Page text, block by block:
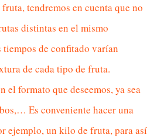
tendremos en cuenta que no
distintas en el mismo
de confitado varían
de cada tipo de fruta.
el formato que deseemos, ya sea
Es conveniente hacer una
ejemplo, un kilo de fruta, para así